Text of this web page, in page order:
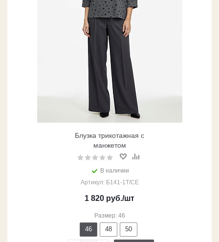
Блузка трикотажная с
манжетом
В наличии
Артикул: Б141-1Т/СЕ
1 820 руб./шт
Размер: 46
46 48 50